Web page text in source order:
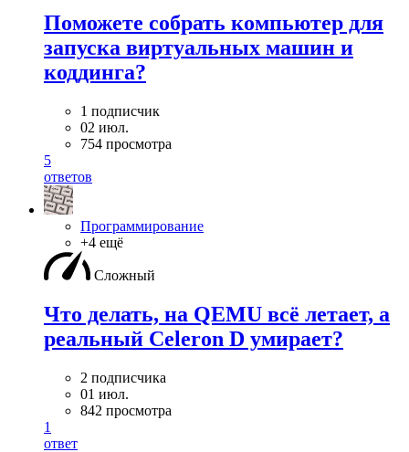
Поможете собрать компьютер для
запуска виртуальных машин и
коддинга?
1 подписчик
02 июл.
754 просмотра
5
ответов
Программирование
+4 ещё
Сложный
Что делать, на QEMU всё летает, а
реальный Celeron D умирает?
2 подписчика
01 июл.
842 просмотра
1
ответ